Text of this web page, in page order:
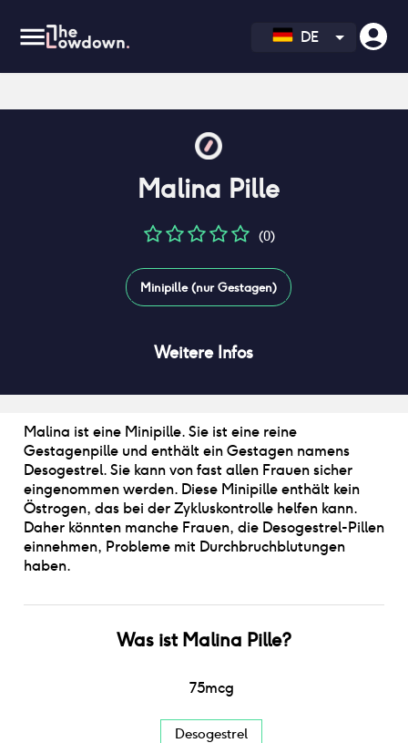
DE
Malina Pille
(0)
Minipille (nur Gestagen)
Weitere Infos
Malina ist eine Minipille. Sie ist eine reine
Gestagenpille und enthält ein Gestagen namens
Desogestrel. Sie kann von fast allen Frauen sicher
eingenommen werden. Diese Minipille enthält kein
Östrogen, das bei der Zykluskontrolle helfen kann.
Daher könnten manche Frauen, die Desogestrel-Pillen
einnehmen, Probleme mit Durchbruchblutungen
haben.
Was istMalina Pille?
75mcg
Desogestrel